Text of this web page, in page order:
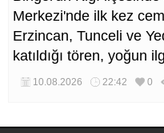
Merkezi'nde ilk kez
Erzincan, Tunceli ve
katıldığı tören, yoğun
10.08.2026 22:42 0